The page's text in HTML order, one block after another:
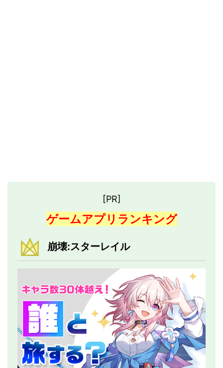
[PR]
ゲームアプリランキング
崩壊:スターレイル